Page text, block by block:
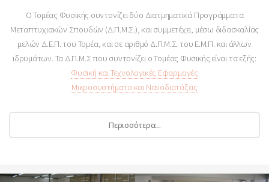
Ο Τομέας Φυσικής συντονίζει δύο Διατμηματικά Προγράμματα
Μεταπτυχιακών Σπουδών (Δ.Π.Μ.Σ.), και συμμετέχει, μέσω διδασκαλίας
μελών Δ.Ε.Π. του Τομέα, και σε αριθμό Δ.Π.Μ.Σ. του Ε.Μ.Π. και άλλων
ιδρυμάτων. Τα Δ.Π.Μ.Σ που συντονίζει ο Τομέας Φυσικής είναι τα εξής:
Φυσική και Τεχνολογικές Εφαρμογές
Μικροσυστήματα και Νανοδιατάξεις
Περισσότερα...